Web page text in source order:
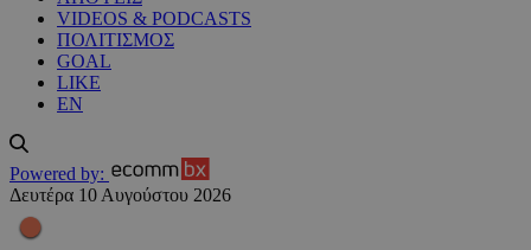
VIDEOS & PODCASTS
ΠΟΛΙΤΙΣΜΟΣ
GOAL
LIKE
EN
Powered by:
Δευτέρα 10 Αυγούστου 2026